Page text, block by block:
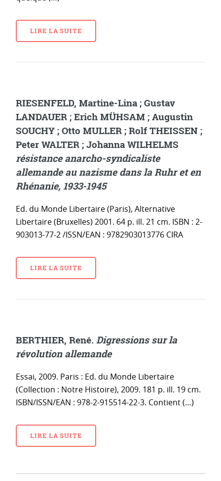
LIRE LA SUITE
RIESENFELD, Martine-Lina ; Gustav
LANDAUER ; Erich MÜHSAM ; Augustin
SOUCHY ; Otto MULLER ; Rolf THEISSEN ;
Peter WALTER ; Johanna WILHELMS
résistance anarcho-syndicaliste
allemande au nazisme dans la Ruhr et en
Rhénanie, 1933-1945
Ed. du Monde Libertaire (Paris), Alternative
Libertaire (Bruxelles) 2001. 64 p. ill. 21 cm. ISBN : 2-
903013-77-2 /ISSN/EAN : 9782903013776 CIRA
LIRE LA SUITE
BERTHIER, René. Digressions sur la
révolution allemande
Essai, 2009. Paris : Ed. du Monde Libertaire
(Collection : Notre Histoire), 2009. 181 p. ill. 19 cm.
ISBN/ISSN/EAN : 978-2-915514-22-3. Contient (…)
LIRE LA SUITE